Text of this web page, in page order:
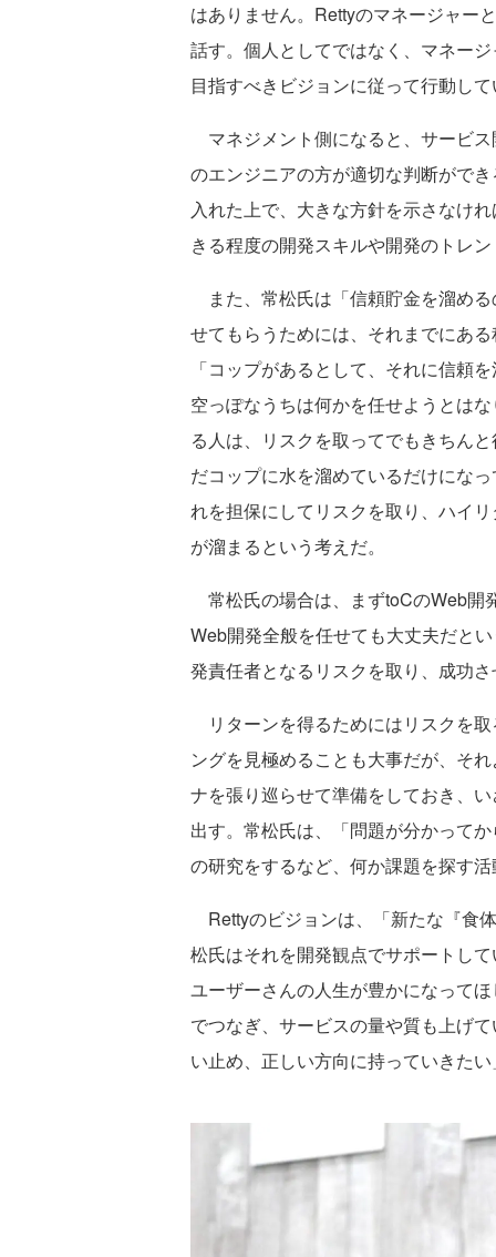
はありません。Rettyのマネージャー
話す。個人としてではなく、マネー
目指すべきビジョンに従って行動し
マネジメント側になると、サービ
のエンジニアの方が適切な判断がで
入れた上で、大きな方針を示さなけ
きる程度の開発スキルや開発のトレ
また、常松氏は「信頼貯金を溜め
せてもらうためには、それまでにあ
「コップがあるとして、それに信頼
空っぽなうちは何かを任せようとは
る人は、リスクを取ってでもきちん
だコップに水を溜めているだけにな
れを担保にしてリスクを取り、ハイ
が溜まるという考えだ。
常松氏の場合は、まずtoCのWeb開
Web開発全般を任せても大丈夫だと
発責任者となるリスクを取り、成功
リターンを得るためにはリスクを
ングを見極めることも大事だが、そ
ナを張り巡らせて準備をしておき、
出す。常松氏は、「問題が分かって
の研究をするなど、何か課題を探す
Rettyのビジョンは、「新たな『食
松氏はそれを開発観点でサポートし
ユーザーさんの人生が豊かになって
でつなぎ、サービスの量や質も上げ
い止め、正しい方向に持っていきた